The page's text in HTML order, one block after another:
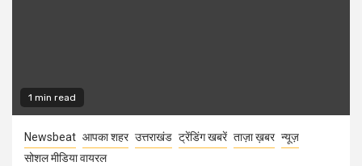
1 min read
Newsbeat आपका शहर उत्तराखंड ट्रेंडिंग खबरें ताज़ा ख़बर न्यूज़
सोशल मीडिया वायरल